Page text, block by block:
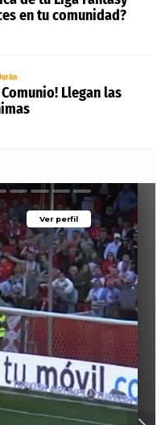
en tu comunidad?
Llegan las
Ver perfil
Ver perfil